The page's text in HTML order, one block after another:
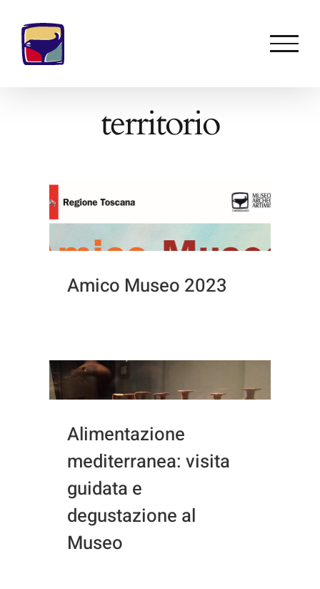
contenuto
territorio
Amico Museo 2023
Alimentazione
mediterranea: visita
guidata e
degustazione al
Museo